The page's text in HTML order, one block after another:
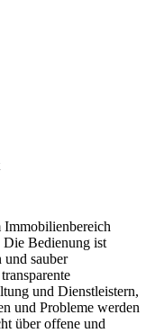
Immobilienbereich
Die Bedienung ist
und sauber
und Dienstleistern,
und Probleme werden
über offene und